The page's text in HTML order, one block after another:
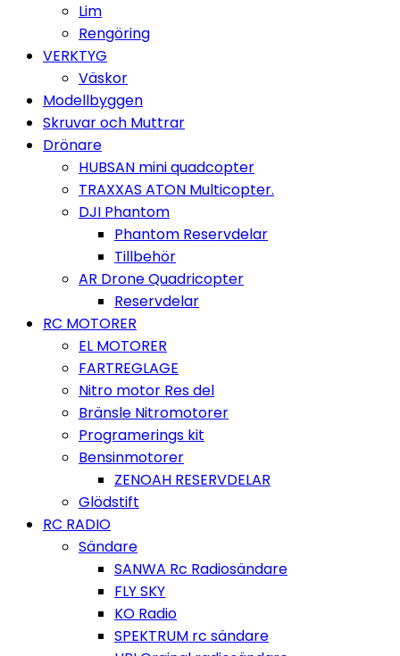
Lim
Rengöring
VERKTYG
Väskor
Modellbyggen
Skruvar och Muttrar
Drönare
HUBSAN mini quadcopter
TRAXXAS ATON Multicopter.
DJI Phantom
Phantom Reservdelar
Tillbehör
AR Drone Quadricopter
Reservdelar
RC MOTORER
EL MOTORER
FARTREGLAGE
Nitro motor Res del
Bränsle Nitromotorer
Programerings kit
Bensinmotorer
ZENOAH RESERVDELAR
Glödstift
RC RADIO
Sändare
SANWA Rc Radiosändare
FLY SKY
KO Radio
SPEKTRUM rc sändare